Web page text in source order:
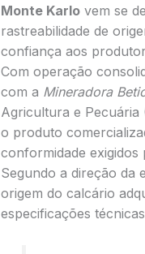
Monte Karlovem se
rastreabilidade de
confiança aos
Com operação
com a Mineradora
Agricultura e Pecuária
o produto
conformidade exigidos
Segundo a direção da
origem do calcário
especificações